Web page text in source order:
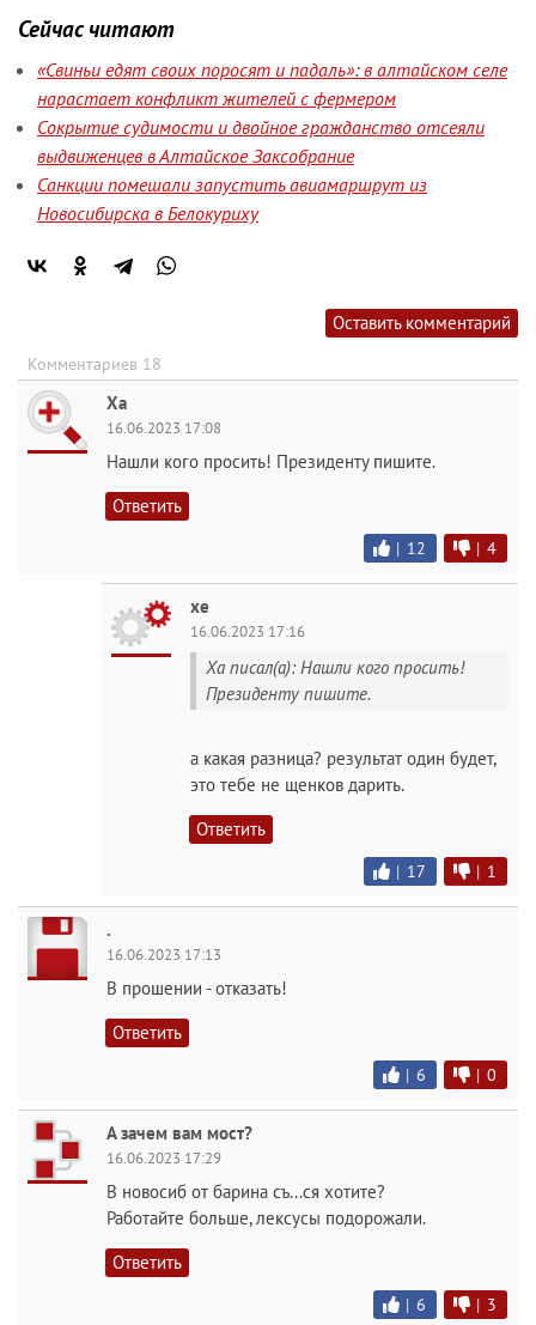
Сейчас читают
«Свиньи едят своих поросят и падаль»: в алтайском селе
нарастает конфликт жителей с фермером
Сокрытие судимости и двойное гражданство отсеяли
выдвиженцев в Алтайское Заксобрание
Санкции помешали запустить авиамаршрут из
Новосибирска в Белокуриху
Оставить комментарий
Комментариев 18
Ха
16.06.2023 17:08
Нашли кого просить! Президенту пишите.
Ответить
| 12 | 4
хе
16.06.2023 17:16
Ха писал(а): Нашли кого просить!
Президенту пишите.
а какая разница? результат один будет,
это тебе не щенков дарить.
Ответить
| 17 | 1
.
16.06.2023 17:13
В прошении - отказать!
Ответить
| 6 | 0
А зачем вам мост?
16.06.2023 17:29
В новосиб от барина съ...ся хотите?
Работайте больше, лексусы подорожали.
Ответить
| 6 | 3